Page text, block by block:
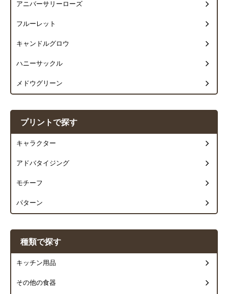
アニバーサリーローズ
フルーレット
キャンドルグロウ
ハニーサックル
メドウグリーン
プリントで探す
キャラクター
アドバタイジング
モチーフ
パターン
種類で探す
キッチン用品
その他の食器